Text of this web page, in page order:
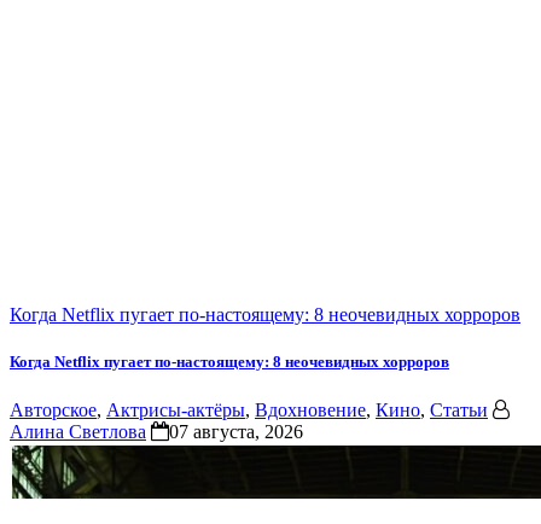
Когда Netflix пугает по-настоящему: 8 неочевидных хорроров
Когда Netflix пугает по-настоящему: 8 неочевидных хорроров
Авторское, Актрисы-актёры, Вдохновение, Кино, Статьи
Алина Светлова
07 августа, 2026